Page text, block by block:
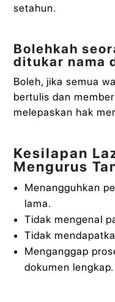
setahun.
Bolehkah
ditukar nama
Boleh, jika semua
bertulis dan
melepaskan hak
Kesilapan
Mengurus
Menangguhkan
lama.
Tidak mengenal
Tidak
Menganggap
dokumen lengkap.